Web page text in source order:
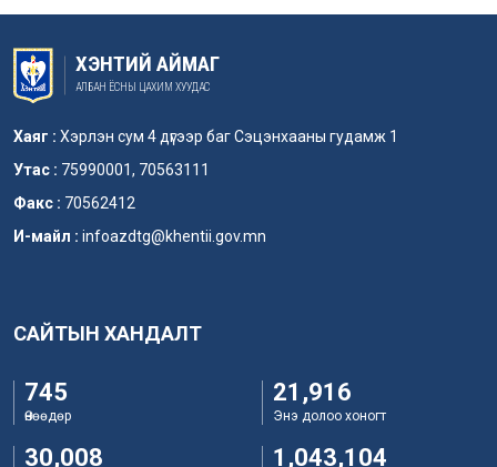
ХЭНТИЙ АЙМАГ
АЛБАН ЁСНЫ ЦАХИМ ХУУДАС
Хаяг : Хэрлэн сум 4 дүгээр баг Сэцэнхааны гудамж 1
Утас : 75990001, 70563111
Факс : 70562412
И-майл : infoazdtg@khentii.gov.mn
САЙТЫН ХАНДАЛТ
745
Өнөөдөр
21,916
Энэ долоо хоногт
30,008 1,043,104